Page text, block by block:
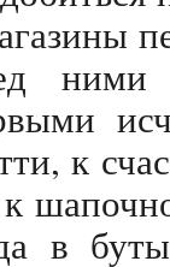
к
в